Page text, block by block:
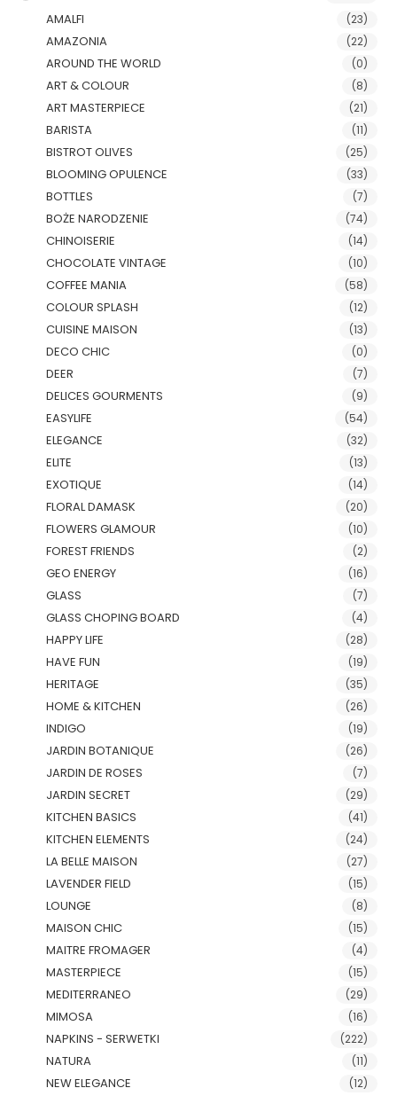
AMALFI (23)
AMAZONIA (22)
AROUND THE WORLD (0)
ART & COLOUR (8)
ART MASTERPIECE (21)
BARISTA (11)
BISTROT OLIVES (25)
BLOOMING OPULENCE (33)
BOTTLES (7)
BOŻE NARODZENIE (74)
CHINOISERIE (14)
CHOCOLATE VINTAGE (10)
COFFEE MANIA (58)
COLOUR SPLASH (12)
CUISINE MAISON (13)
DECO CHIC (0)
DEER (7)
DELICES GOURMENTS (9)
EASYLIFE (54)
ELEGANCE (32)
ELITE (13)
EXOTIQUE (14)
FLORAL DAMASK (20)
FLOWERS GLAMOUR (10)
FOREST FRIENDS (2)
GEO ENERGY (16)
GLASS (7)
GLASS CHOPING BOARD (4)
HAPPY LIFE (28)
HAVE FUN (19)
HERITAGE (35)
HOME & KITCHEN (26)
INDIGO (19)
JARDIN BOTANIQUE (26)
JARDIN DE ROSES (7)
JARDIN SECRET (29)
KITCHEN BASICS (41)
KITCHEN ELEMENTS (24)
LA BELLE MAISON (27)
LAVENDER FIELD (15)
LOUNGE (8)
MAISON CHIC (15)
MAITRE FROMAGER (4)
MASTERPIECE (15)
MEDITERRANEO (29)
MIMOSA (16)
NAPKINS - SERWETKI (222)
NATURA (11)
NEW ELEGANCE (12)